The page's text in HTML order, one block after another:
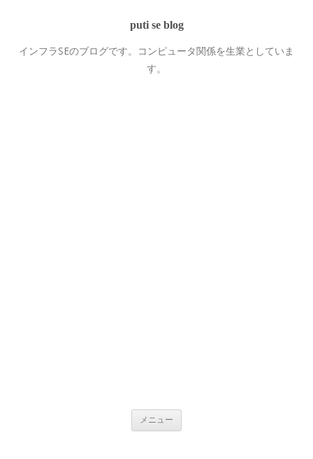
puti se blog
インフラSEのブログです。コンピュータ関係を生業としていま
す。
メニュー コンテンツへ移動